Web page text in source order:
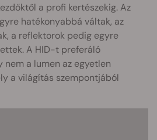
a profi kertészekig. Az
hatékonyabbá váltak, az
a reflektorok pedig egyre
A HID-t preferáló
nem a lumen az egyetlen
a világítás szempontjából